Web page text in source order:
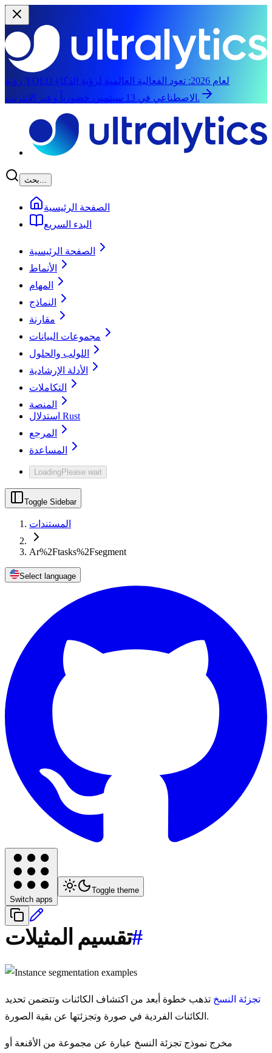
رؤية YOLO لعام 2026:
تعود الفعالية العالمية لرؤية الذكاء
الاصطناعي في 13 سبتمبر، حضورياً وعبر الإنترنت.
بحث...
الصفحة الرئيسية
البدء السريع
الصفحة الرئيسية
الأنماط
المهام
النماذج
مقارنة
مجموعات البيانات
اللولب والحلول
الأدلة الإرشادية
التكاملات
المنصة
استدلال Rust
المرجع
المساعدة
LoadingPlease wait
Toggle Sidebar
المستندات
Ar%2Ftasks%2Fsegment
Select language
Switch apps
Toggle theme
تقسيم المثيلات#
تجزئة النسخ تذهب خطوة أبعد من اكتشاف الكائنات وتتضمن تحديد
الكائنات الفردية في صورة وتجزئتها عن بقية الصورة.
مخرج نموذج تجزئة النسخ عبارة عن مجموعة من الأقنعة أو